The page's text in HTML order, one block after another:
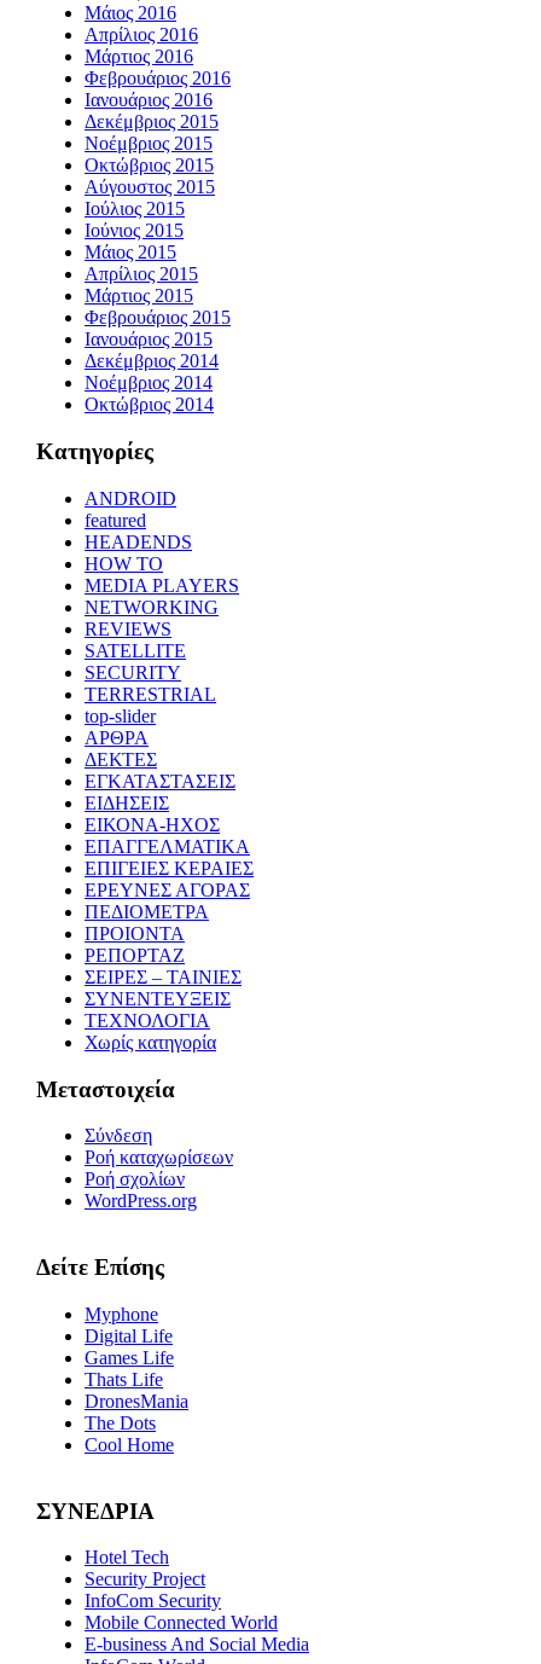
Μάιος 2016
Απρίλιος 2016
Μάρτιος 2016
Φεβρουάριος 2016
Ιανουάριος 2016
Δεκέμβριος 2015
Νοέμβριος 2015
Οκτώβριος 2015
Αύγουστος 2015
Ιούλιος 2015
Ιούνιος 2015
Μάιος 2015
Απρίλιος 2015
Μάρτιος 2015
Φεβρουάριος 2015
Ιανουάριος 2015
Δεκέμβριος 2014
Νοέμβριος 2014
Οκτώβριος 2014
Kατηγορίες
ANDROID
featured
HEADENDS
HOW TO
MEDIA PLAYERS
NETWORKING
REVIEWS
SATELLITE
SECURITY
TERRESTRIAL
top-slider
ΑΡΘΡΑ
ΔΕΚΤΕΣ
ΕΓΚΑΤΑΣΤΑΣΕΙΣ
ΕΙΔΗΣΕΙΣ
ΕΙΚΟΝΑ-ΗΧΟΣ
ΕΠΑΓΓΕΛΜΑΤΙΚΑ
ΕΠΙΓΕΙΕΣ ΚΕΡΑΙΕΣ
ΕΡΕΥΝΕΣ ΑΓΟΡΑΣ
ΠΕΔΙΟΜΕΤΡΑ
ΠΡΟΙΟΝΤΑ
ΡΕΠΟΡΤΑΖ
ΣΕΙΡΕΣ – ΤΑΙΝΙΕΣ
ΣΥΝΕΝΤΕΥΞΕΙΣ
ΤΕΧΝΟΛΟΓΙΑ
Χωρίς κατηγορία
Μεταστοιχεία
Σύνδεση
Ροή καταχωρίσεων
Ροή σχολίων
WordPress.org
Δείτε Επίσης
Myphone
Digital Life
Games Life
Thats Life
DronesMania
The Dots
Cool Home
ΣΥΝΕΔΡΙΑ
Hotel Tech
Security Project
InfoCom Security
Mobile Connected World
E-business And Social Media